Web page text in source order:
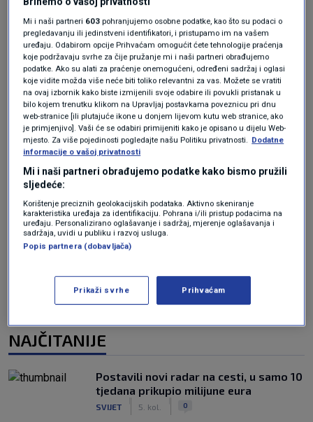
Oglas
Oglas
NAJČITANIJE
Postavili novi radar na cesti, u samo 10
tjedana prikupio milijune eura
SVIJET 5. kol. 0
Mi i naši partneri 603 pohranjujemo osobne podatke, kao što su podaci o
pregledavanju ili jedinstveni identifikatori, i pristupamo im na vašem
uređaju. Odabirom opcije Prihvaćam omogućit ćete tehnologije praćenja
koje podržavaju svrhe za čije pružanje mi i naši partneri obrađujemo
podatke. Ako su alati za praćenje onemogućeni, određeni sadržaj i oglasi
koje vidite možda više neće biti toliko relevantni za vas. Možete se vratiti
na ovaj izbornik kako biste izmijenili svoje odabire ili povukli pristanak u
bilo kojem trenutku klikom na Upravljaj postavkama poveznicu pri dnu
web-stranice [ili plutajuće ikone u donjem lijevom kutu web stranice, ako
je primjenjivo]. Vaši će se odabiri primijeniti kako je opisano u dijelu Web-
mjesto. Za više pojedinosti pogledajte našu Politiku privatnosti. Dodatne
informacije o vašoj privatnosti
Mi i naši partneri obrađujemo podatke kako bismo pružili
sljedeće:
Korištenje preciznih geolokacijskih podataka. Aktivno skeniranje
karakteristika uređaja za identifikaciju. Pohrana i/ili pristup podacima na
uređaju. Personalizirano oglašavanje i sadržaj, mjerenje oglašavanja i
sadržaja, uvidi u publiku i razvoj usluga.
Popis partnera (dobavljača)
Prikaži svrhe Prihvaćam